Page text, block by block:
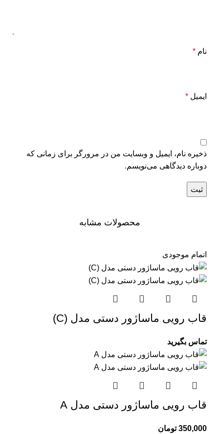
نام *
ایمیل *
ذخیره نام، ایمیل و وبسایت من در مرورگر برای زمانی که
دوباره دیدگاهی می‌نویسم.
محصولات مشابه
اتمام موجودی
قاب رویی ماساژور دستی مدل (C)
تماس بگیرید
قاب رویی ماساژور دستی مدل A
350,000 تومان